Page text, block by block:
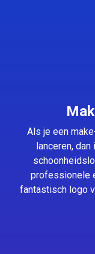
Als je een
lanceren,
professionele
fantastisch logo